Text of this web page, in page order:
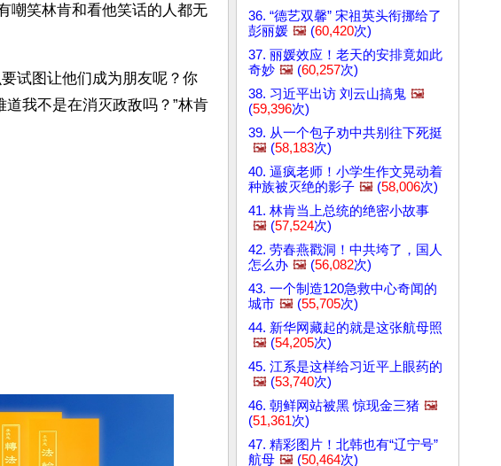
嘲笑林肯和看他笑话的人都无
试图让他们成为朋友呢？你
我不是在消灭政敌吗？”林肯
36. “德艺双馨” 宋祖英头衔挪给了
彭丽媛 🖼️ (60,420次)
37. 丽媛效应！老天的安排竟如此
奇妙 🖼️ (60,257次)
38. 习近平出访 刘云山搞鬼 🖼️
(59,396次)
39. 从一个包子劝中共别往下死挺
🖼️ (58,183次)
40. 逼疯老师！小学生作文晃动着
种族被灭绝的影子 🖼️ (58,006次)
41. 林肯当上总统的绝密小故事
🖼️ (57,524次)
42. 劳春燕戳洞！中共垮了，国人
怎么办 🖼️ (56,082次)
43. 一个制造120急救中心奇闻的
城市 🖼️ (55,705次)
44. 新华网藏起的就是这张航母照
🖼️ (54,205次)
45. 江系是这样给习近平上眼药的
🖼️ (53,740次)
46. 朝鲜网站被黑 惊现金三猪 🖼️
(51,361次)
47. 精彩图片！北韩也有“辽宁号”
航母 🖼️ (50,464次)